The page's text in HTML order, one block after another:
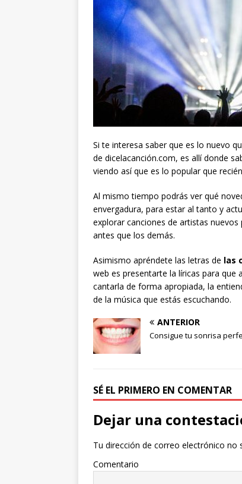
Si te interesa saber que es lo nuevo
de dicelacanción.com, es allí donde
viendo así que es lo popular que
Al mismo tiempo podrás ver qué
envergadura, para estar al tanto y
explorar canciones de artistas
antes que los demás.
Asimismo apréndete las letras de las
web es presentarte la líricas para que
cantarla de forma apropiada, la
de la música que estás escuchando.
ANTERIOR
Consigue tu sonrisa
SÉ EL PRIMERO EN COMENTAR
Dejar una
Tu dirección de correo electrónico no
Comentario